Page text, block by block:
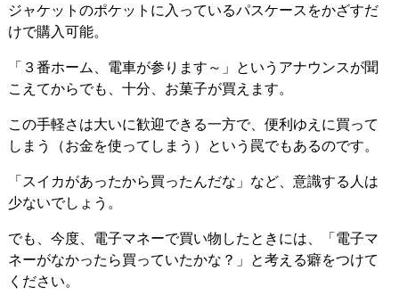
ジャケットのポケットに入っているパスケースをかざすだ
けで購入可能。
「３番ホーム、電車が参ります～」というアナウンスが聞
こえてからでも、十分、お菓子が買えます。
この手軽さは大いに歓迎できる一方で、便利ゆえに買って
しまう（お金を使ってしまう）という罠でもあるのです。
「スイカがあったから買ったんだな」など、意識する人は
少ないでしょう。
でも、今度、電子マネーで買い物したときには、「電子マ
ネーがなかったら買っていたかな？」と考える癖をつけて
ください。